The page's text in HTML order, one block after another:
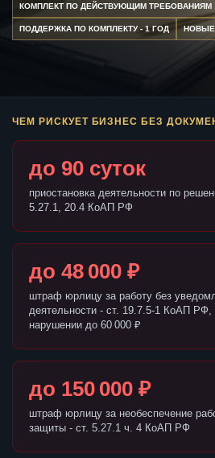
КОМПЛЕКТ ПО ДЕЙСТВУЮЩИМ ТРЕБОВАНИЯМ
ПОДДЕРЖКА ПО КОМПЛЕКТУ - 1 ГОД НОВЫЕ
ЧЕМ РИСКУЕТ БИЗНЕС БЕЗ
до 90 суток
приостановка деятельности по
5.27.1, 20.4 КоАП РФ
до 48 000 ₽
штраф юрлицу за работу без
деятельности - ст. 19.7.5-1 КоАП РФ,
нарушении до 60 000 ₽
до 150 000 ₽
штраф юрлицу за необеспечение
защиты - ст. 5.27.1 ч. 4 КоАП РФ